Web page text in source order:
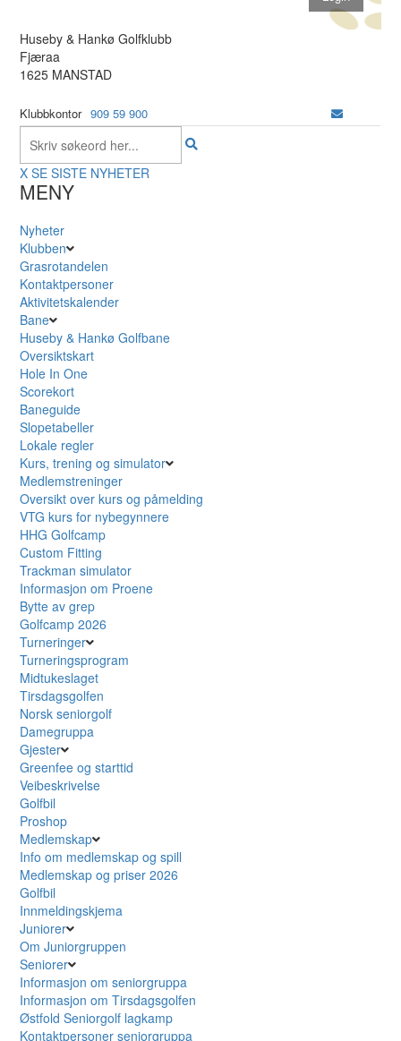
Huseby & Hankø Golfklubb
Fjæraa
1625 MANSTAD
Klubbkontor 909 59 900
X SE SISTE NYHETER
MENY
Nyheter
Klubben
Grasrotandelen
Kontaktpersoner
Aktivitetskalender
Bane
Huseby & Hankø Golfbane
Oversiktskart
Hole In One
Scorekort
Baneguide
Slopetabeller
Lokale regler
Kurs, trening og simulator
Medlemstreninger
Oversikt over kurs og påmelding
VTG kurs for nybegynnere
HHG Golfcamp
Custom Fitting
Trackman simulator
Informasjon om Proene
Bytte av grep
Golfcamp 2026
Turneringer
Turneringsprogram
Midtukeslaget
Tirsdagsgolfen
Norsk seniorgolf
Damegruppa
Gjester
Greenfee og starttid
Veibeskrivelse
Golfbil
Proshop
Medlemskap
Info om medlemskap og spill
Medlemskap og priser 2026
Golfbil
Innmeldingskjema
Juniorer
Om Juniorgruppen
Seniorer
Informasjon om seniorgruppa
Informasjon om Tirsdagsgolfen
Østfold Seniorgolf lagkamp
Kontaktpersoner seniorgruppa